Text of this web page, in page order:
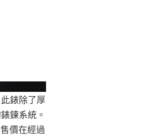
此錶除了厚
鍊系統。
價在經過